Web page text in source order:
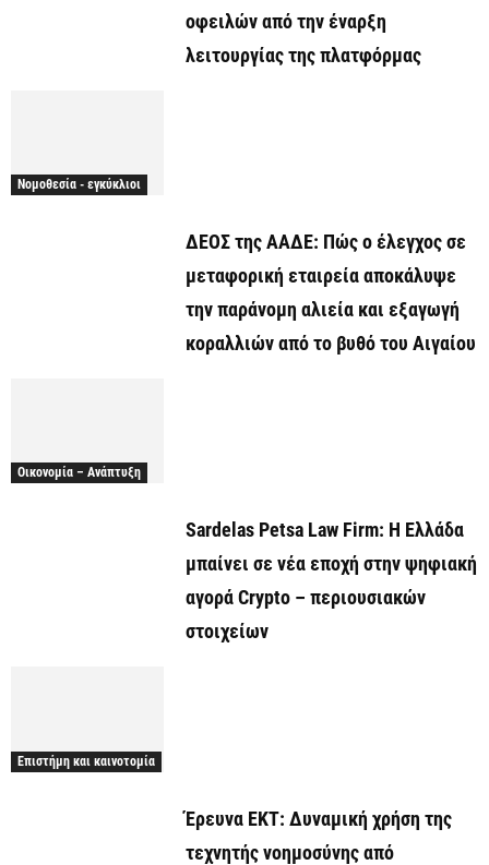
οφειλών από την έναρξη
λειτουργίας της πλατφόρμας
Νομοθεσία - εγκύκλιοι
ΔΕΟΣ της ΑΑΔΕ: Πώς ο έλεγχος σε
μεταφορική εταιρεία αποκάλυψε
την παράνομη αλιεία και εξαγωγή
κοραλλιών από το βυθό του Αιγαίου
Οικονομία – Ανάπτυξη
Sardelas Petsa Law Firm: Η Ελλάδα
μπαίνει σε νέα εποχή στην ψηφιακή
αγορά Crypto – περιουσιακών
στοιχείων
Επιστήμη και καινοτομία
Έρευνα ΕΚΤ: Δυναμική χρήση της
τεχνητής νοημοσύνης από